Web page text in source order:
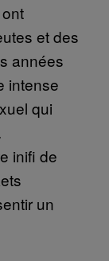
et des
années
intense
qui
inifi de
un